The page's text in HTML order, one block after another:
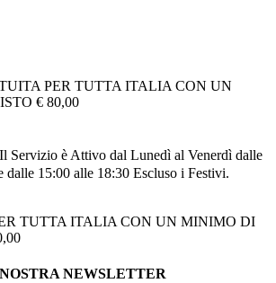
PER TUTTA ITALIA CON UN
€ 80,00
Il Servizio è Attivo dal Lunedì al Venerdì dalle
dalle 15:00 alle 18:30 Escluso i Festivi.
TUTTA ITALIA CON UN MINIMO DI
NEWSLETTER